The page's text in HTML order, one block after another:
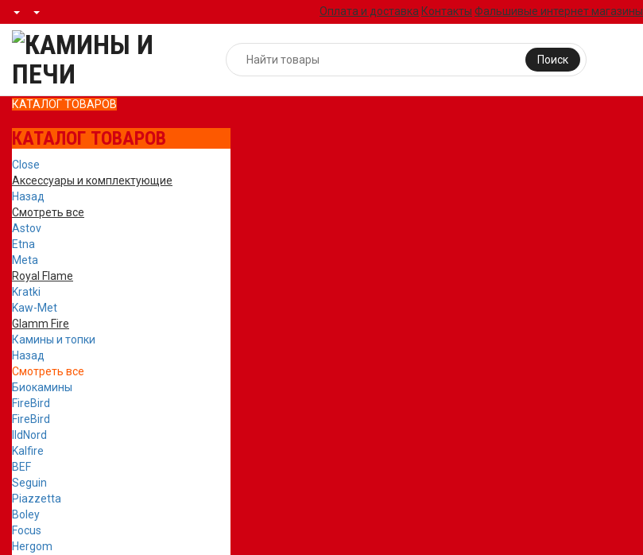
Оплата и доставка Контакты Фальшивые интернет магазины
Поиск
КАТАЛОГ ТОВАРОВ
КАТАЛОГ ТОВАРОВ
Close
Аксессуары и комплектующие
Назад
Смотреть все
Astov
Etna
Meta
Royal Flame
Kratki
Kaw-Met
Glamm Fire
Камины и топки
Назад
Смотреть все
Биокамины
FireBird
FireBird
IldNord
Kalfire
BEF
Seguin
Piazzetta
Boley
Focus
Hergom